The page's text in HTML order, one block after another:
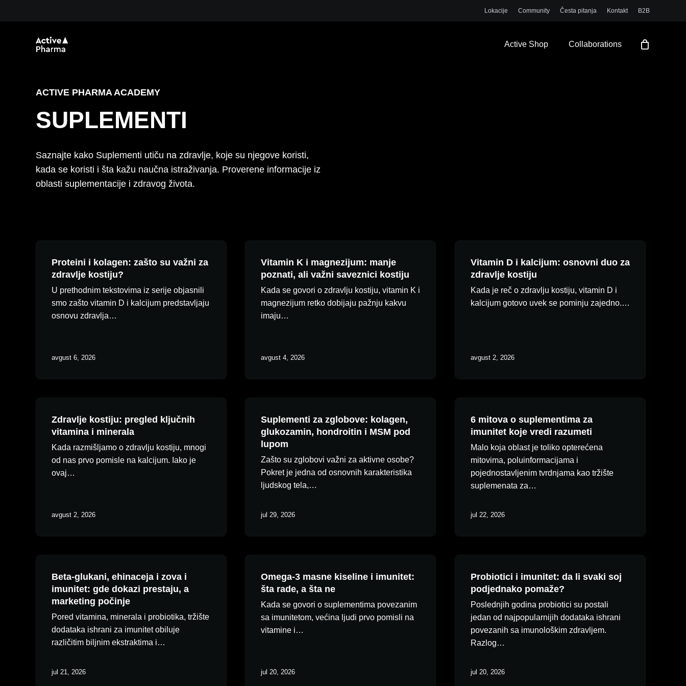
Lokacije Community Česta pitanja Kontakt B2B
Active Shop Collaborations
Nema proizvoda u korpi.
ACTIVE PHARMA ACADEMY
SUPLEMENTI
Saznajte kako Suplementi utiču na zdravlje, koje su njegove koristi,
kada se koristi i šta kažu naučna istraživanja. Proverene informacije iz
oblasti suplementacije i zdravog života.
Proteini i kolagen: zašto su važni za
zdravlje kostiju?
U prethodnim tekstovima iz serije objasnili
smo zašto vitamin D i kalcijum predstavljaju
osnovu zdravlja…
avgust 6, 2026
Vitamin K i magnezijum: manje
poznati, ali važni saveznici kostiju
Kada se govori o zdravlju kostiju, vitamin K i
magnezijum retko dobijaju pažnju kakvu
imaju…
avgust 4, 2026
Vitamin D i kalcijum: osnovni duo za
zdravlje kostiju
Kada je reč o zdravlju kostiju, vitamin D i
kalcijum gotovo uvek se pominju zajedno.…
avgust 2, 2026
Zdravlje kostiju: pregled ključnih
vitamina i minerala
Kada razmišljamo o zdravlju kostiju, mnogi
od nas prvo pomisle na kalcijum. Iako je
ovaj…
avgust 2, 2026
Suplementi za zglobove: kolagen,
glukozamin, hondroitin i MSM pod
lupom
Zašto su zglobovi važni za aktivne osobe?
Pokret je jedna od osnovnih karakteristika
ljudskog tela,…
jul 29, 2026
6 mitova o suplementima za
imunitet koje vredi razumeti
Malo koja oblast je toliko opterećena
mitovima, poluinformacijama i
pojednostavljenim tvrdnjama kao tržište
suplemenata za…
jul 22, 2026
Beta-glukani, ehinaceja i zova i
imunitet: gde dokazi prestaju, a
marketing počinje
Pored vitamina, minerala i probiotika, tržište
dodataka ishrani za imunitet obiluje
različitim biljnim ekstraktima i…
jul 21, 2026
Omega-3 masne kiseline i imunitet:
šta rade, a šta ne
Kada se govori o suplementima povezanim
sa imunitetom, većina ljudi prvo pomisli na
vitamine i…
jul 20, 2026
Probiotici i imunitet: da li svaki soj
podjednako pomaže?
Poslednjih godina probiotici su postali
jedan od najpopularnijih dodataka ishrani
povezanih sa imunološkim zdravljem.
Razlog…
jul 20, 2026